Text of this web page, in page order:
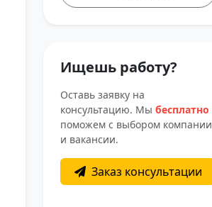
Ищешь работу?
Оставь заявку на
консультацию. Мы бесплатно
поможем с выбором компании
и вакансии.
Заказ консультации